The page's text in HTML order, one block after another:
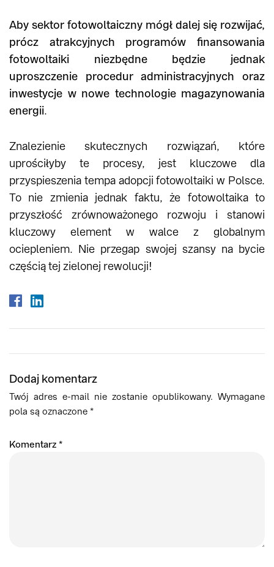
Aby sektor fotowoltaiczny mógł dalej się rozwijać,
prócz atrakcyjnych programów finansowania
fotowoltaiki niezbędne będzie jednak
uproszczenie procedur administracyjnych oraz
inwestycje w nowe technologie magazynowania
energii.
Znalezienie skutecznych rozwiązań, które
uprościłyby te procesy, jest kluczowe dla
przyspieszenia tempa adopcji fotowoltaiki w Polsce.
To nie zmienia jednak faktu, że fotowoltaika to
przyszłość zrównoważonego rozwoju i stanowi
kluczowy element w walce z globalnym
ociepleniem. Nie przegap swojej szansy na bycie
częścią tej zielonej rewolucji!
Dodaj komentarz
Twój adres e-mail nie zostanie opublikowany. Wymagane
pola są oznaczone *
Komentarz *